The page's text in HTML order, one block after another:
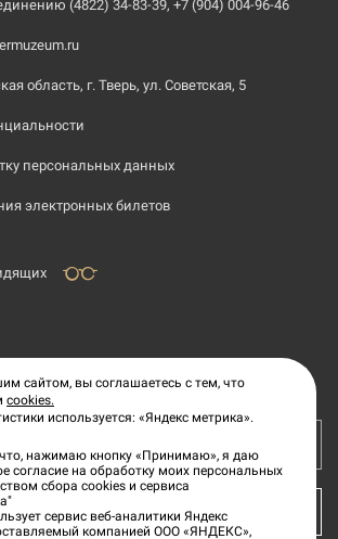
(4822) 34-83-39, +7 (904) 004-96-46
область, г. Тверь, ул. Советская, 5
персональных данных
электронных билетов
новостей
КУПИТЬ БИЛЕТ
сайтом, вы соглашаетесь с тем, что
cookies.
используется: «Яндекс метрика».
нажимаю кнопку «Принимаю», я даю
согласие на обработку моих персональных
сбора cookies и сервиса
сервис веб-аналитики Яндекс
компанией ООО «ЯНДЕКС»,